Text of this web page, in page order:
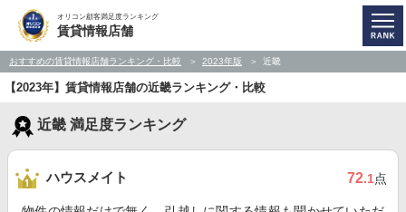
オリコン顧客満足度ランキング
賃貸情報店舗
おすすめの賃貸情報店舗ランキング・比較 2023年版 近畿
【2023年】賃貸情報店舗の近畿ランキング・比較
近畿 満足度ランキング
ハウスメイト 72.1点